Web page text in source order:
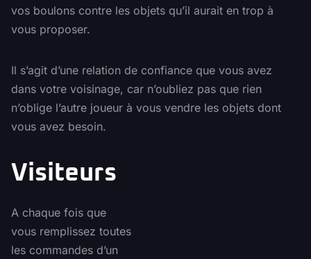
vos boulons contre les objets qu’il aurait en trop à
vous proposer.
Il s’agit d’une relation de confiance que vous avez
dans votre voisinage, car n’oubliez pas que rien
n’oblige l’autre joueur à vous vendre les objets dont
vous avez besoin.
Visiteurs
A chaque fois que
vous remplissez toutes
les commandes d’un